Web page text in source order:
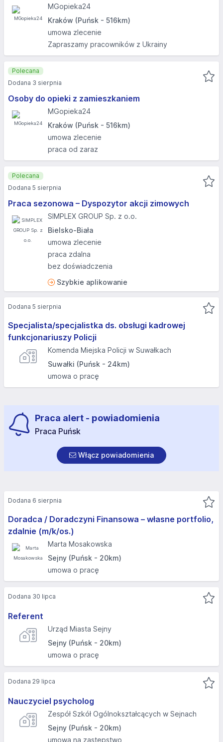
MGopieka24
Kraków (Puńsk - 516km)
umowa zlecenie
Zapraszamy pracowników z Ukrainy
Osoby do opieki z zamieszkaniem
MGopieka24
Kraków (Puńsk - 516km)
umowa zlecenie
praca od zaraz
Polecana
Dodana 3 sierpnia
Praca sezonowa – Dyspozytor akcji zimowych
SIMPLEX GROUP Sp. z o.o.
Bielsko-Biała
umowa zlecenie
praca zdalna
bez doświadczenia
Szybkie aplikowanie
Polecana
Dodana 5 sierpnia
Specjalista/specjalistka ds. obsługi kadrowej
funkcjonariuszy Policji
Komenda Miejska Policji w Suwałkach
Suwałki (Puńsk - 24km)
umowa o pracę
Dodana 5 sierpnia
Praca alert - powiadomienia
Praca Puńsk
Włącz powiadomienia
Doradca / Doradczyni Finansowa – własne portfolio,
zdalnie (m/k/os.)
Marta Mosakowska
Sejny (Puńsk - 20km)
umowa o pracę
Dodana 6 sierpnia
Referent
Urząd Miasta Sejny
Sejny (Puńsk - 20km)
umowa o pracę
Dodana 30 lipca
Nauczyciel psycholog
Zespół Szkół Ogólnokształcących w Sejnach
Sejny (Puńsk - 20km)
umowa na zastępstwo
Dodana 29 lipca